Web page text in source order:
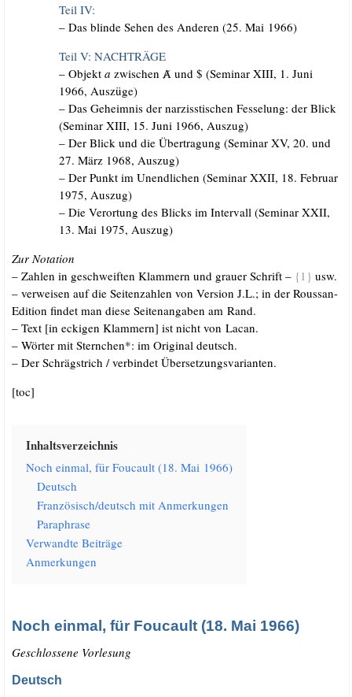
Teil IV:
– Das blin­de Sehen des Ande­ren (25. Mai 1966)
Teil V: NACHTRÄGE
– Objekt a zwi­schen Ⱥ und $ (Semi­nar XIII, 1. Juni
1966, Auszüge)
– Das Geheim­nis der nar­ziss­ti­schen Fes­se­lung: der Blick
(Semi­nar XIII, 15. Juni 1966, Auszug)
– Der Blick und die Über­tra­gung (Semi­nar XV, 20. und
27. März 1968, Auszug)
– Der Punkt im Unend­li­chen (Semi­nar XXII, 18. Febru­ar
1975, Auszug)
– Die Ver­or­tung des Blicks im Inter­vall (Semi­nar XXII,
13. Mai 1975, Auszug)
Zur Nota­ti­on
– Zah­len in geschweif­ten Klam­mern und grau­er Schrift – {1} usw.
– ver­wei­sen auf die Sei­ten­zah­len von Ver­si­on J.L.; in der Rous­san-
Edi­ti­on fin­det man die­se Sei­ten­an­ga­ben am Rand.
– Text [in ecki­gen Klam­mern] ist nicht von Lacan.
– Wör­ter mit Stern­chen*: im Ori­gi­nal deutsch.
– Der Schräg­strich /​ ver­bin­det Übersetzungsvarianten.
[toc]
Inhalts­ver­zeich­nis
Noch ein­mal, für Fou­cault (18. Mai 1966)
Deutsch
Französisch/​deutsch mit Anmerkungen
Para­phra­se
Ver­wand­te Beiträge
Anmer­kun­gen
Noch einmal, für Foucault (18. Mai 1966)
Geschlos­se­ne Vorlesung
Deutsch